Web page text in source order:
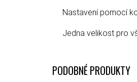
Nastavení pomocí
Jedna velikost pro